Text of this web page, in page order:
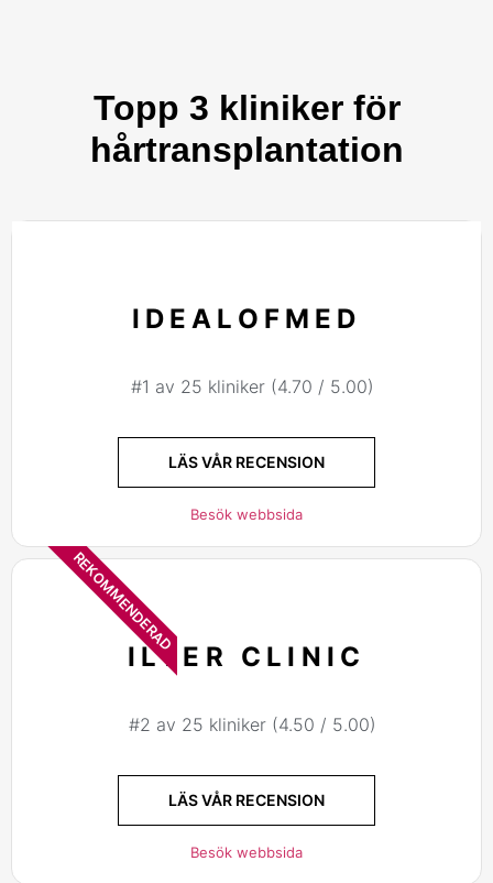
Topp 3 kliniker för
hårtransplantation
IDEALOFMED
#1 av 25 kliniker (4.70 / 5.00)
LÄS VÅR RECENSION
Besök webbsida
REKOMMENDERAD
ILTER CLINIC
#2 av 25 kliniker (4.50 / 5.00)
LÄS VÅR RECENSION
Besök webbsida